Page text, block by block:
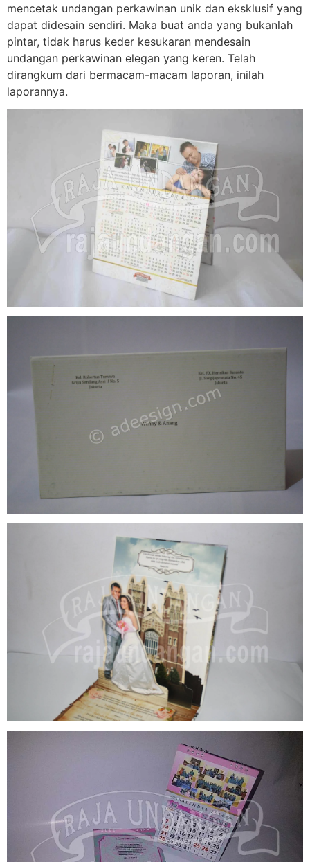
mencetak undangan perkawinan unik dan eksklusif yang
dapat didesain sendiri. Maka buat anda yang bukanlah
pintar, tidak harus keder kesukaran mendesain
undangan perkawinan elegan yang keren. Telah
dirangkum dari bermacam-macam laporan, inilah
laporannya.